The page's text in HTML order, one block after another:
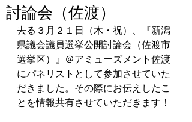
討論会（佐渡）
去る３月２１日（木・祝）、『新潟
県議会議員選挙公開討論会（佐渡市
選挙区）』＠アミューズメント佐渡
にパネリストとして参加させていた
だきました。その際にお伝えしたこ
とを情報共有させていただきます！